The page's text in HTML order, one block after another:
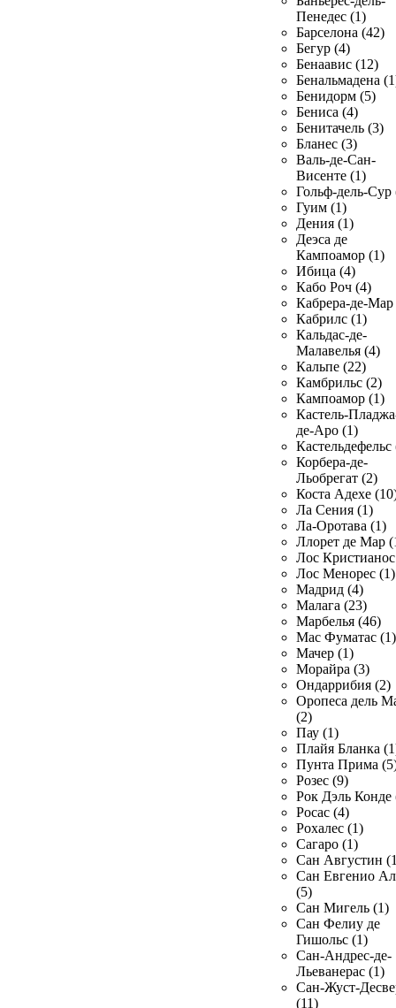
Пенедес (1)
Барселона (42)
Бегур (4)
Бенаавис (12)
Бенальмадена
Бенидорм (5)
Бениса (4)
Бенитачель (3)
Бланес (3)
Валь-де-Сан-
Висенте (1)
Гольф-дель-Сур
Гуим (1)
Дения (1)
Деэса де
Кампоамор (1)
Ибица (4)
Кабо Роч (4)
Кабрера-де-Мар
Кабрилс (1)
Кальдас-де-
Малавелья (4)
Кальпе (22)
Камбрильс (2)
Кампоамор (1)
Кастель-
де-Аро (1)
Кастельдефельс
Корбера-де-
Льобрегат (2)
Коста Адехе
Ла Сения (1)
Ла-Оротава (1)
Ллорет де Мар
Лос
Лос Менорес (1)
Мадрид (4)
Малага (23)
Марбелья (46)
Мас Фуматас (1)
Мачер (1)
Морайра (3)
Ондаррибия (2)
Оропеса дель
(2)
Пау (1)
Плайя Бланка
Пунта Прима
Розес (9)
Рок Дэль Конде
Росас (4)
Рохалес (1)
Сагаро (1)
Сан Августин
Сан Евгенио
(5)
Сан Мигель (1)
Сан Фелиу де
Гишольс (1)
Сан-Андрес-де-
Льеванерас (1)
Сан-Жуст-
(11)